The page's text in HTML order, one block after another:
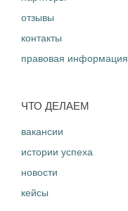
отзывы
контакты
правовая информация
ЧТО ДЕЛАЕМ
вакансии
истории успеха
новости
кейсы